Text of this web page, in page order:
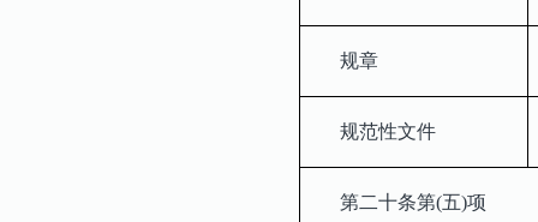
规章
规范性文件
第二十条第(五)项